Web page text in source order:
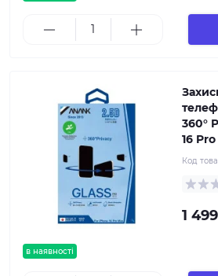
в наявності
360°
16
Код
1